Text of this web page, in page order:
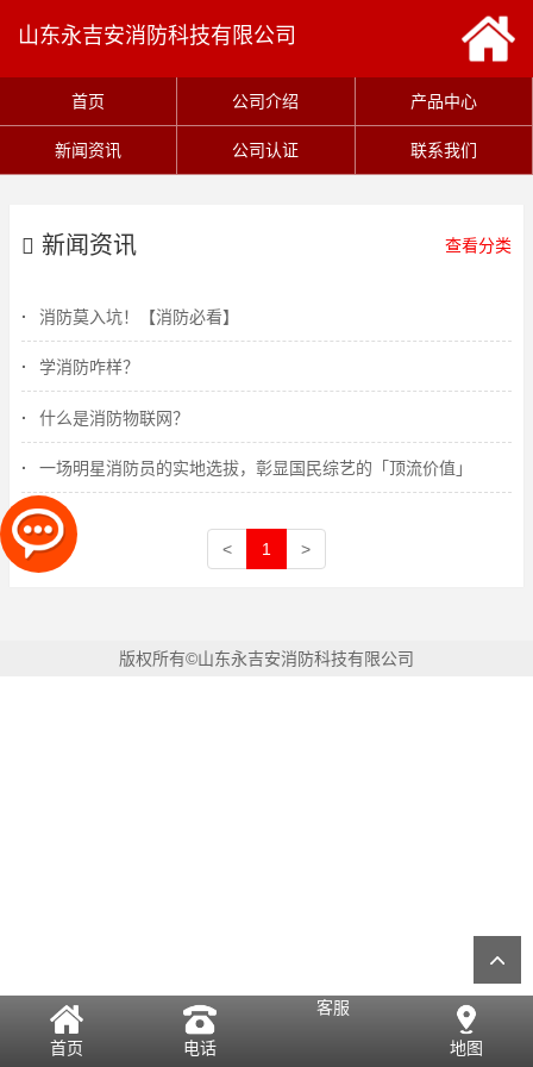
山东永吉安消防科技有限公司
首页 公司介绍 产品中心
新闻资讯 公司认证 联系我们
新闻资讯 查看分类
消防莫入坑！【消防必看】
学消防咋样？
什么是消防物联网？
一场明星消防员的实地选拔，彰显国民综艺的「顶流价值」
< 1 >
版权所有©山东永吉安消防科技有限公司
首页 电话
客服
地图